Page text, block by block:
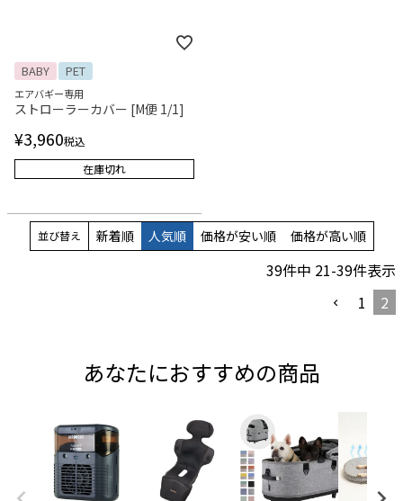
BABY PET
エアバギー専用
ストローラーカバー [M便 1/1]
¥3,960税込
在庫切れ
並び替え 新着順 人気順 価格が安い順 価格が高い順
39件中 21-39件表示
1
2
あなたにおすすめの商品